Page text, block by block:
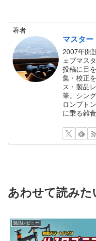
著者
マスター
2007年開
ェブマス
投稿に目
集・校正
ス・製品
筆。シン
ロンプト
に乗る雑
あわせて読みた
製品レビュー